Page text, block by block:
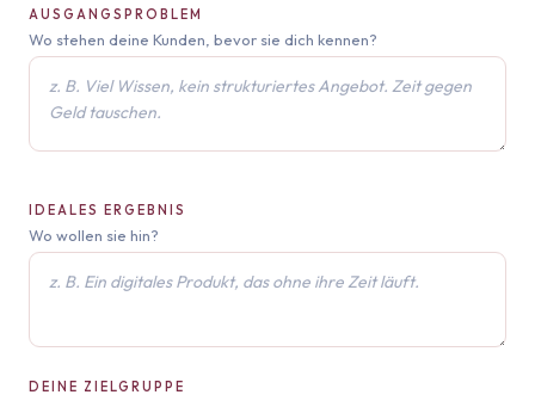
AUSGANGSPROBLEM
Wo stehen deine Kunden, bevor sie dich kennen?
IDEALES ERGEBNIS
Wo wollen sie hin?
DEINE ZIELGRUPPE